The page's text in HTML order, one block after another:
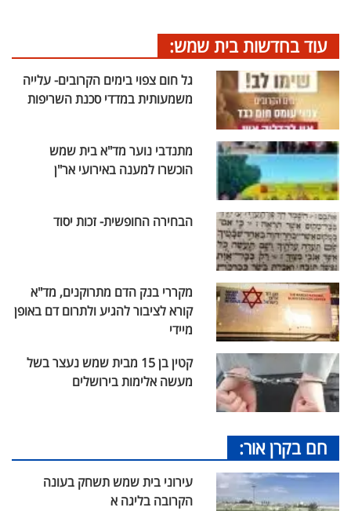
עוד בחדשות בית שמש:
גל חום צפוי בימים הקרובים- עלייה
משמעותית במדדי סכנת השריפות
מתנדבי נוער מד"א בית שמש
הוכשרו למענה באירועי אר"ן
הבחירה החופשית- זכות יסוד
מקררי בנק הדם מתרוקנים, מד"א
קורא לציבור להגיע ולתרום דם באופן
מיידי
קטין בן 15 מבית שמש נעצר בשל
מעשה אלימות בירושלים
חם בקרן אור:
עירוני בית שמש תשחק בעונה
הקרובה בליגה א